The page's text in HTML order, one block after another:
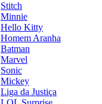
Stitch
Minnie
Hello Kitty
Homem Aranha
Batman
Marvel
Sonic
Mickey
Liga da Justiça